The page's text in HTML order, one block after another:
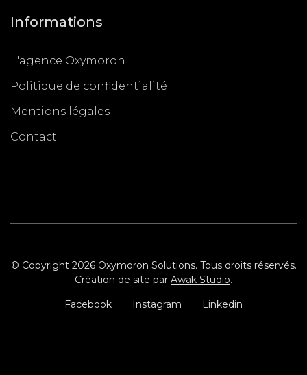
Informations
L'agence Oxymoron
Politique de confidentialité
Mentions légales
Contact
© Copyright 2026 Oxymoron Solutions. Tous droits réservés.
Création de site par Awak Studio.
Facebook
Instagram Linkedin